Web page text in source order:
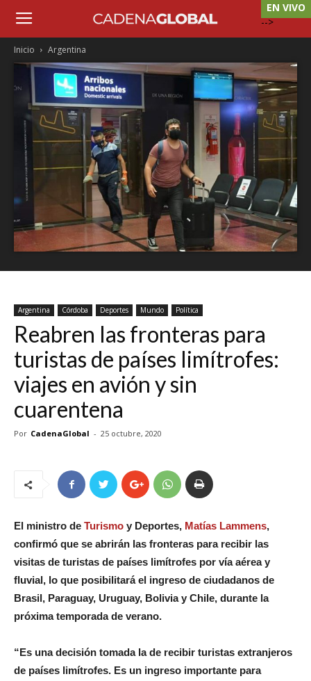
EN VIVO
-->
Inicio Argentina
Argentina Córdoba Deportes Mundo Política
Reabren las fronteras para
turistas de países limítrofes:
viajes en avión y sin
cuarentena
Por CadenaGlobal - 25 octubre, 2020
El ministro de Turismo y Deportes, Matías Lammens,
confirmó que se abrirán las fronteras para recibir las
visitas de turistas de países limítrofes por vía aérea y
fluvial, lo que posibilitará el ingreso de ciudadanos de
Brasil, Paraguay, Uruguay, Bolivia y Chile, durante la
próxima temporada de verano.
“Es una decisión tomada la de recibir turistas extranjeros
de países limítrofes. Es un ingreso importante para